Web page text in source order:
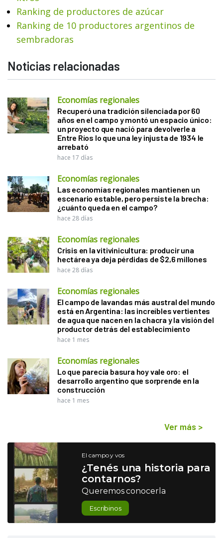
Ranking de productores de azúcar
Ranking de 10 productores argentinos de
sembradoras
Noticias relacionadas
Economías regionales
Recuperó una tradición silenciada por 60
años en el campo y montó un espacio único:
un proyecto que nació para devolverle a
Entre Ríos lo que una ley injusta de 1934 le
arrebató
hace 17 días
Economías regionales
Las economías regionales mantienen un
escenario estable, pero persiste la brecha:
¿cuánto queda en el campo?
hace 28 días
Economías regionales
Crisis en la vitivinicultura: producir una
hectárea ya deja pérdidas de $2,6 millones
hace 28 días
Economías regionales
El campo de lavandas más austral del mundo
está en Argentina: las increíbles vertientes
de agua que nacen en la chacra y la visión del
productor detrás del establecimiento
hace 1 mes
Economías regionales
Lo que parecía basura hoy vale oro: el
desarrollo argentino que sorprende en la
construcción
hace 1 mes
Ver más >
El campo y vos
¿Tenés una historia para
contarnos?
Queremos conocerla
Escribinos